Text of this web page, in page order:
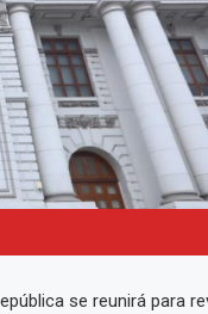
se reunirá para